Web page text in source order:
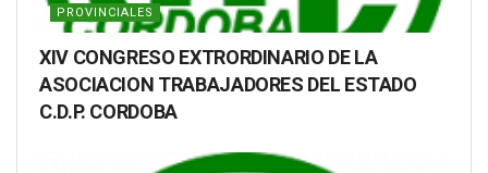
PROVINCIALES
XIV CONGRESO EXTRORDINARIO DE LA
ASOCIACION TRABAJADORES DEL ESTADO
C.D.P. CORDOBA